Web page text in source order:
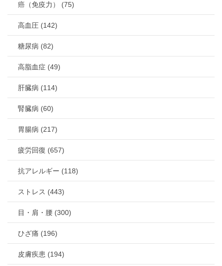
癌（免疫力） (75)
高血圧 (142)
糖尿病 (82)
高脂血症 (49)
肝臓病 (114)
腎臓病 (60)
胃腸病 (217)
疲労回復 (657)
抗アレルギー (118)
ストレス (443)
目・肩・腰 (300)
ひざ痛 (196)
皮膚疾患 (194)